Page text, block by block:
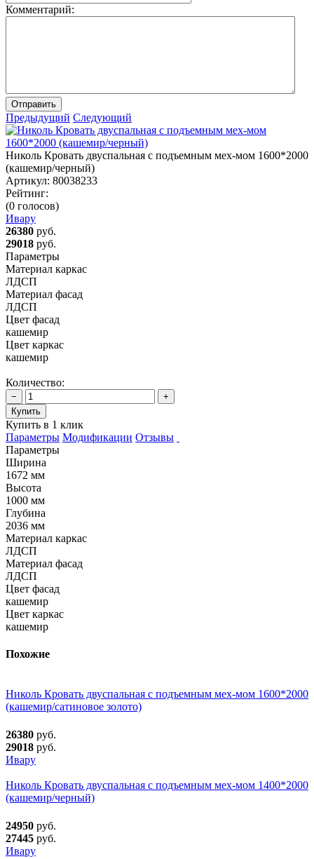
Комментарий:
Отправить
Предыдущий Следующий
Николь Кровать двуспальная с подъемным мех-мом 1600*2000
(кашемир/черный)
Артикул: 80038233
Рейтинг:
(0 голосов)
Ивару
26380 руб.
29018 руб.
Параметры
Материал каркас
ЛДСП
Материал фасад
ЛДСП
Цвет фасад
кашемир
Цвет каркас
кашемир
Количество:
−
+
Купить
Купить в 1 клик
Параметры Модификации Отзывы
Параметры
Ширина
1672 мм
Высота
1000 мм
Глубина
2036 мм
Материал каркас
ЛДСП
Материал фасад
ЛДСП
Цвет фасад
кашемир
Цвет каркас
кашемир
Похожие
Николь Кровать двуспальная с подъемным мех-мом 1600*2000
(кашемир/сатиновое золото)
26380 руб.
29018 руб.
Ивару
Николь Кровать двуспальная с подъемным мех-мом 1400*2000
(кашемир/черный)
24950 руб.
27445 руб.
Ивару